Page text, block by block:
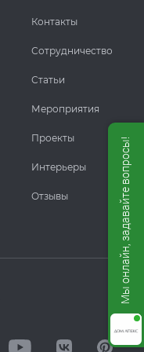
Контакты
Сотрудничество
Статьи
Мероприятия
Проекты
Интерьеры
Отзывы Мы онлайн, задавайте вопросы!